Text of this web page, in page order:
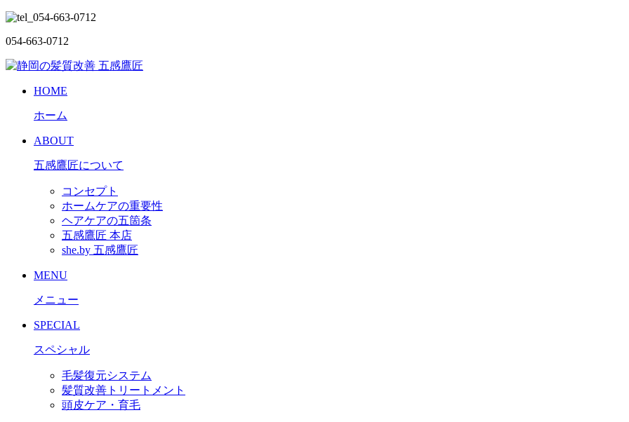
054-663-0712
HOME
ホーム
ABOUT
五感鷹匠について
コンセプト
ホームケアの重要性
ヘアケアの五箇条
五感鷹匠 本店
she.by 五感鷹匠
MENU
メニュー
SPECIAL
スペシャル
毛髪復元システム
髪質改善トリートメント
頭皮ケア・育毛